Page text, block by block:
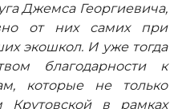
Джемса Георгиевича,
от них самих при
экошкол. И уже тогда
благодарности к
которые не только
Крутовской в рамках